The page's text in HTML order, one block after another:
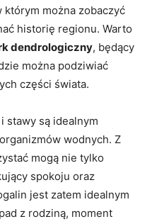
którym można zobaczyć
historię regionu.‌ Warto
dendrologiczny, będący
można podziwiać
części świata.
​stawy ⁣są idealnym
wodnych. Z
mogą nie tylko
spokoju⁣ oraz
jest zatem idealnym⁤
z‌ rodziną, moment